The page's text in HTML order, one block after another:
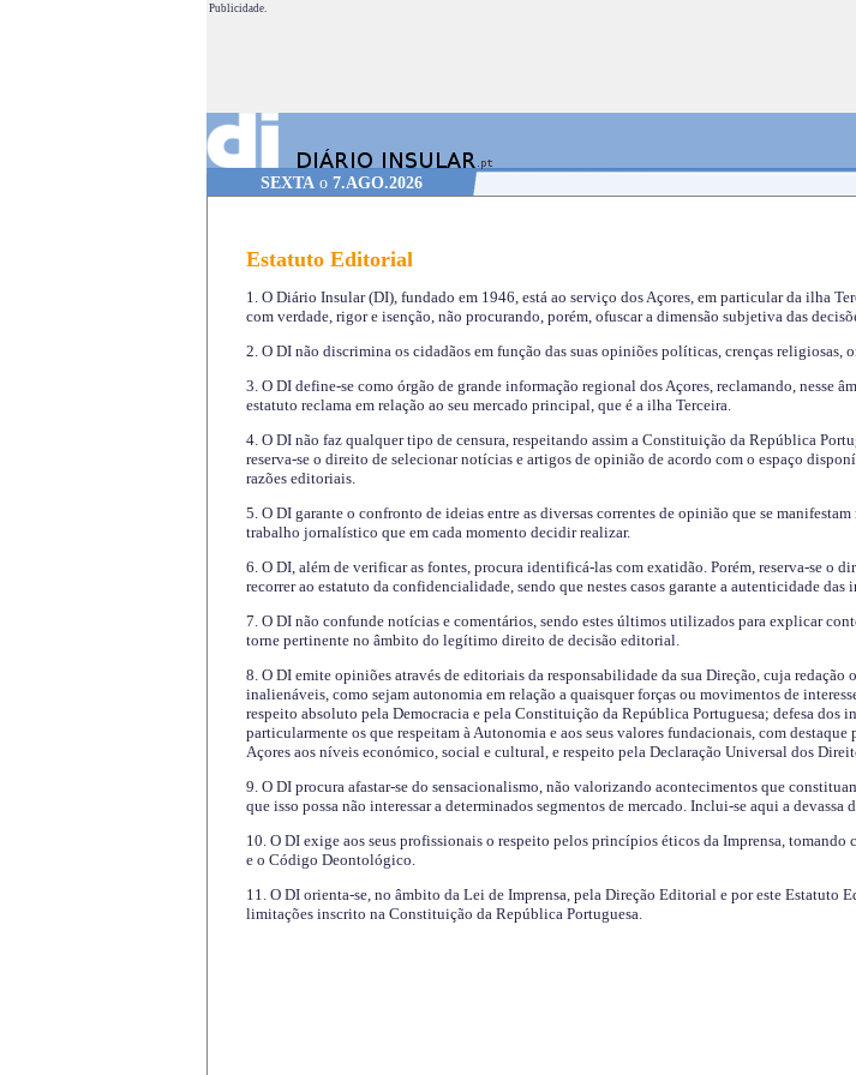
Publicidade.
SEXTAo 7.AGO.2026
Estatuto Editorial
1. O Diário Insular (DI), fundado em 1946, está ao serviço dos Açores, em particular da ilha
com verdade, rigor e isenção, não procurando, porém, ofuscar a dimensão subjetiva das
2. O DI não discrimina os cidadãos em função das suas opiniões políticas, crenças religiosas,
3. O DI define-se como órgão de grande informação regional dos Açores, reclamando, nesse
estatuto reclama em relação ao seu mercado principal, que é a ilha Terceira.
4. O DI não faz qualquer tipo de censura, respeitando assim a Constituição da República
reserva-se o direito de selecionar notícias e artigos de opinião de acordo com o espaço
razões editoriais.
5. O DI garante o confronto de ideias entre as diversas correntes de opinião que se
trabalho jornalístico que em cada momento decidir realizar.
6. O DI, além de verificar as fontes, procura identificá-las com exatidão. Porém, reserva-se o
recorrer ao estatuto da confidencialidade, sendo que nestes casos garante a autenticidade das
7. O DI não confunde notícias e comentários, sendo estes últimos utilizados para explicar
torne pertinente no âmbito do legítimo direito de decisão editorial.
8. O DI emite opiniões através de editoriais da responsabilidade da sua Direção, cuja
inalienáveis, como sejam autonomia em relação a quaisquer forças ou movimentos de
respeito absoluto pela Democracia e pela Constituição da República Portuguesa; defesa dos
particularmente os que respeitam à Autonomia e aos seus valores fundacionais, com
Açores aos níveis económico, social e cultural, e respeito pela Declaração Universal dos
9. O DI procura afastar-se do sensacionalismo, não valorizando acontecimentos que
que isso possa não interessar a determinados segmentos de mercado. Inclui-se aqui a
10. O DI exige aos seus profissionais o respeito pelos princípios éticos da Imprensa, tomando
e o Código Deontológico.
11. O DI orienta-se, no âmbito da Lei de Imprensa, pela Direção Editorial e por este Estatuto
limitações inscrito na Constituição da República Portuguesa.